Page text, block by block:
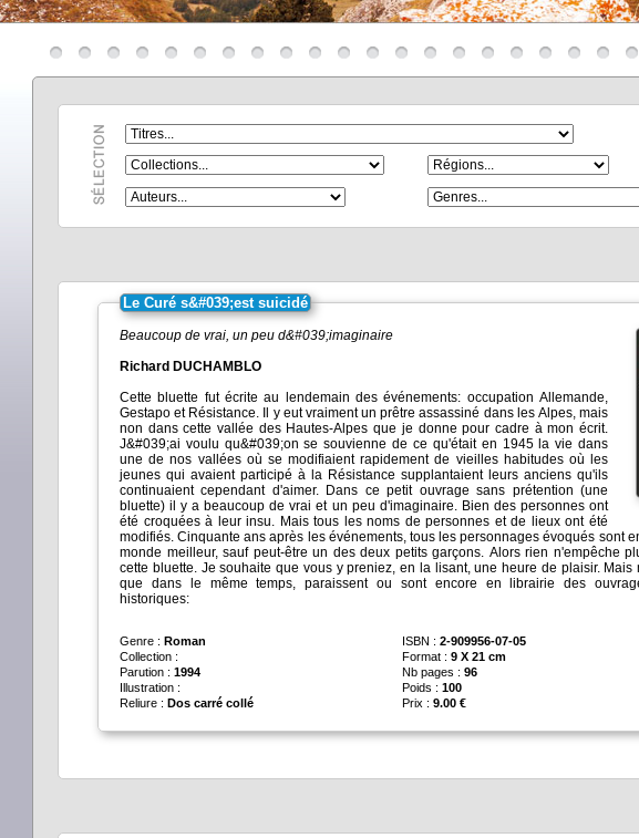
Le Curé s&#039;est suicidé
Beaucoup de vrai, un peu d&#039;imaginaire
Richard DUCHAMBLO
Cette bluette fut écrite au lendemain des événements: occupation Allemande,
Gestapo et Résistance. Il y eut vraiment un prêtre assassiné dans les Alpes, mais
non dans cette vallée des Hautes-Alpes que je donne pour cadre à mon écrit.
J&#039;ai voulu qu&#039;on se souvienne de ce qu'était en 1945 la vie dans
une de nos vallées où se modifiaient rapidement de vieilles habitudes où les
jeunes qui avaient participé à la Résistance supplantaient leurs anciens qu'ils
continuaient cependant d'aimer. Dans ce petit ouvrage sans prétention (une
bluette) il y a beaucoup de vrai et un peu d'imaginaire. Bien des personnes ont
été croquées à leur insu. Mais tous les noms de personnes et de lieux ont été
modifiés. Cinquante ans après les événements, tous les personnages évoqués sont
monde meilleur, sauf peut-être un des deux petits garçons. Alors rien n'empêche
cette bluette. Je souhaite que vous y preniez, en la lisant, une heure de plaisir. Mais
que dans le même temps, paraissent ou sont encore en librairie des
historiques:
Genre : Roman
Collection :
Parution : 1994
Illustration :
Reliure : Dos carré collé
ISBN : 2-909956-07-05
Format : 9 X 21 cm
Nb pages : 96
Poids : 100
Prix : 9.00 €